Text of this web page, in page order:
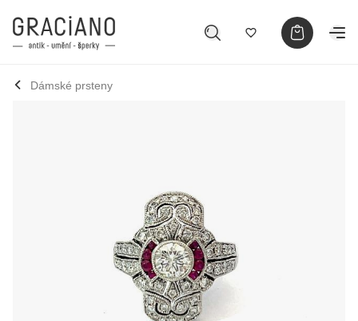
Dámské prsteny